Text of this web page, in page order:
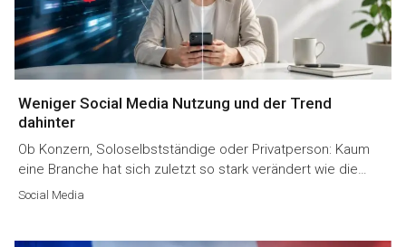
Weniger Social Media Nutzung und der Trend
dahinter
Ob Konzern, Soloselbstständige oder Privatperson: Kaum
eine Branche hat sich zuletzt so stark verändert wie die…
Social Media